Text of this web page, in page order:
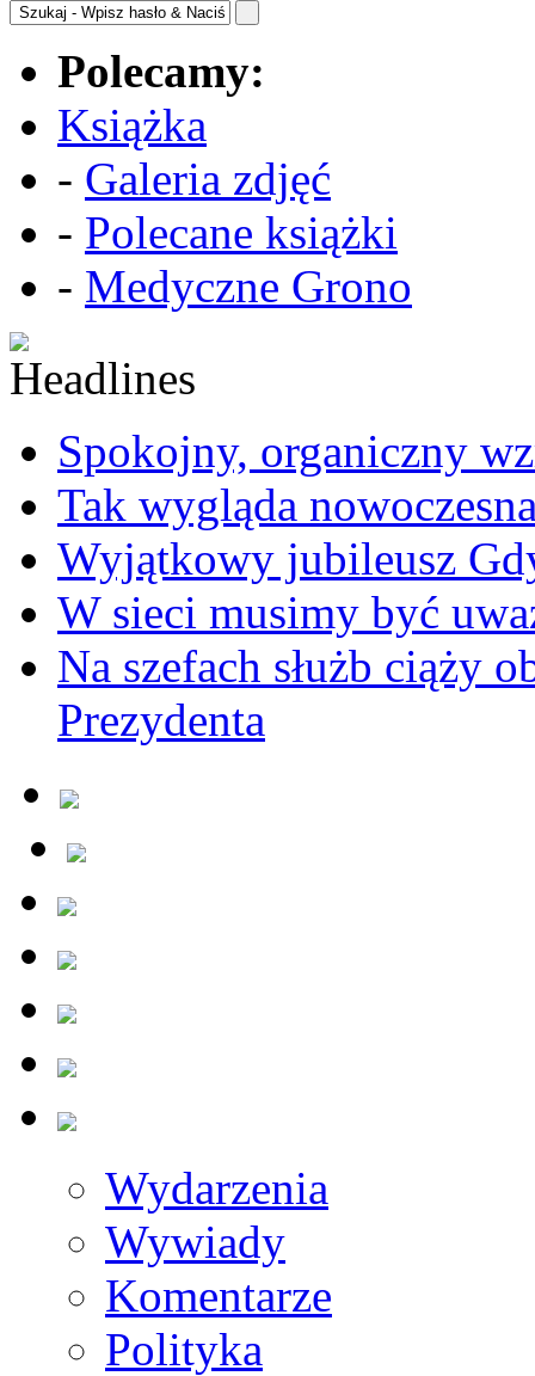
Polecamy:
Książka
- Galeria zdjęć
- Polecane książki
- Medyczne Grono
Spokojny, organiczny
Tak wygląda
Wyjątkowy jubileusz
W sieci musimy być
Na szefach służb ciąży
Prezydenta
Wydarzenia
Wywiady
Komentarze
Polityka